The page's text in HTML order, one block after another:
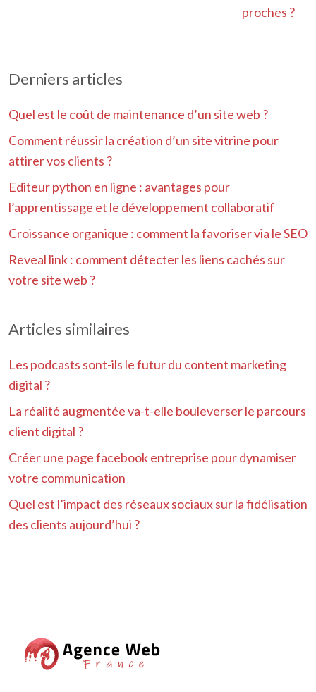
proches ?
Derniers articles
Quel est le coût de maintenance d’un site web ?
Comment réussir la création d’un site vitrine pour
attirer vos clients ?
Editeur python en ligne : avantages pour
l’apprentissage et le développement collaboratif
Croissance organique : comment la favoriser via le SEO
Reveal link : comment détecter les liens cachés sur
votre site web ?
Articles similaires
Les podcasts sont-ils le futur du content marketing
digital ?
La réalité augmentée va-t-elle bouleverser le parcours
client digital ?
Créer une page facebook entreprise pour dynamiser
votre communication
Quel est l’impact des réseaux sociaux sur la fidélisation
des clients aujourd’hui ?